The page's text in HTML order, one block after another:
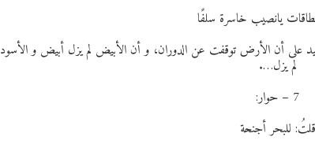
يانصيب خاسرة سلفًا
على أن الأرض توقفت عن الدوران، و أن الأبيض لم يزل أبيض و الأسود
لم يزل….
7 – حوار:
قلتُ: للبحر أجنحة